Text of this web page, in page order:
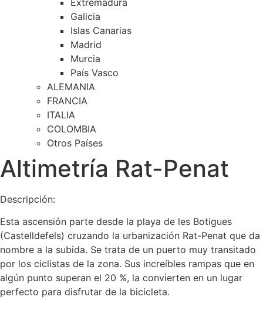
Galicia
Islas Canarias
Madrid
Murcia
País Vasco
ALEMANIA
FRANCIA
ITALIA
COLOMBIA
Otros Países
Altimetría Rat-Penat
Descripción:
Esta ascensión parte desde la playa de les Botigues
(Castelldefels) cruzando la urbanización Rat-Penat que da
nombre a la subida. Se trata de un puerto muy transitado
por los ciclistas de la zona. Sus increíbles rampas que en
algún punto superan el 20 %, la convierten en un lugar
perfecto para disfrutar de la bicicleta.